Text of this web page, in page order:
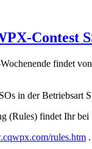
Contest
findet
in der Betriebsart
(Rules) findet Ihr bei
rules.htm .